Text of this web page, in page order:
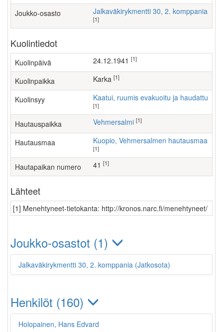
Joukko-osasto Jalkaväkirykmentti 30, 2. komppania
[1]
Kuolintiedot
Kuolinpäivä 24.12.1941 [1]
Kuolinpaikka Karka [1]
Kuolinsyy Kaatui, ruumis evakuoitu ja haudattu
[1]
Hautauspaikka Vehmersalmi [1]
Hautausmaa Kuopio, Vehmersalmen hautausmaa
[1]
Hautapaikan numero 41 [1]
Lähteet
[1] Menehtyneet-tietokanta: http://kronos.narc.fi/menehtyneet/
Joukko-osastot (1)
Jalkaväkirykmentti 30, 2. komppania (Jatkosota)
Henkilöt (160)
Holopainen, Hans Edvard